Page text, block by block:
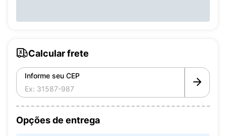
Calcular frete
Informe seu CEP
Opções de entrega